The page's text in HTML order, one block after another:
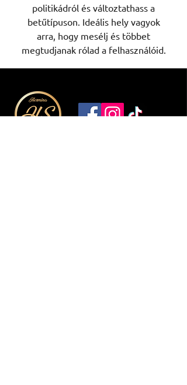
politikádról és változtathass a
betűtípuson. Ideális hely vagyok
arra, hogy mesélj és többet
megtudjanak rólad a felhasználóid.